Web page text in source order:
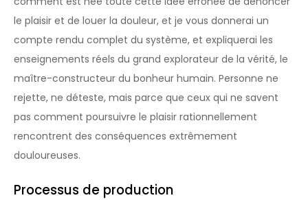
le plaisir et de louer la douleur, et je vous donnerai un
compte rendu complet du système, et expliquerai les
enseignements réels du grand explorateur de la vérité, le
maître-constructeur du bonheur humain. Personne ne
rejette, ne déteste, mais parce que ceux qui ne savent
pas comment poursuivre le plaisir rationnellement
rencontrent des conséquences extrêmement
douloureuses.
Processus de production